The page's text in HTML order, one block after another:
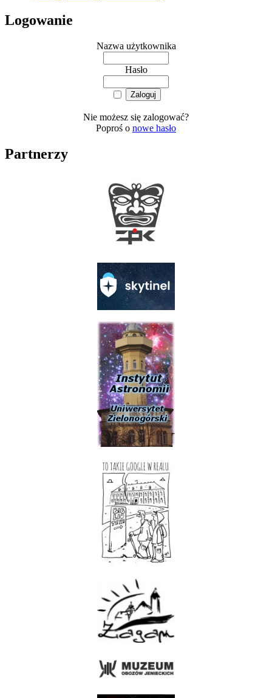
Logowanie
Nazwa użytkownika
Hasło
Nie możesz się zalogować?
Poproś o nowe hasło
Partnerzy